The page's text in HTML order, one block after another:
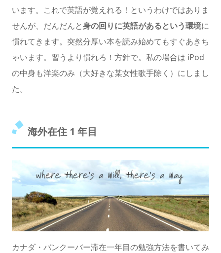
います。これで英語が覚えれる！というわけではありま
せんが、だんだんと身の回りに英語があるという環境に
慣れてきます。突然分厚い本を読み始めてもすぐあきち
ゃいます。習うより慣れろ！方針で。私の場合は iPod
の中身も洋楽のみ（大好きな某女性歌手除く）にしまし
た。
海外在住 1 年目
カナダ・バンクーバー滞在一年目の勉強方法を書いてみ